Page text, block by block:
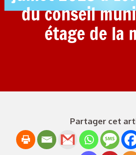
du conseil
étage de la
Partager cet